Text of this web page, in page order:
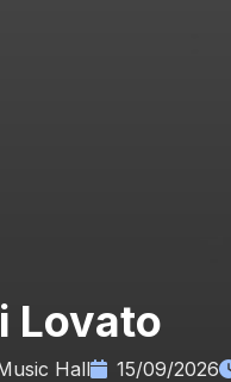
Lovato
Hall 15/09/2026